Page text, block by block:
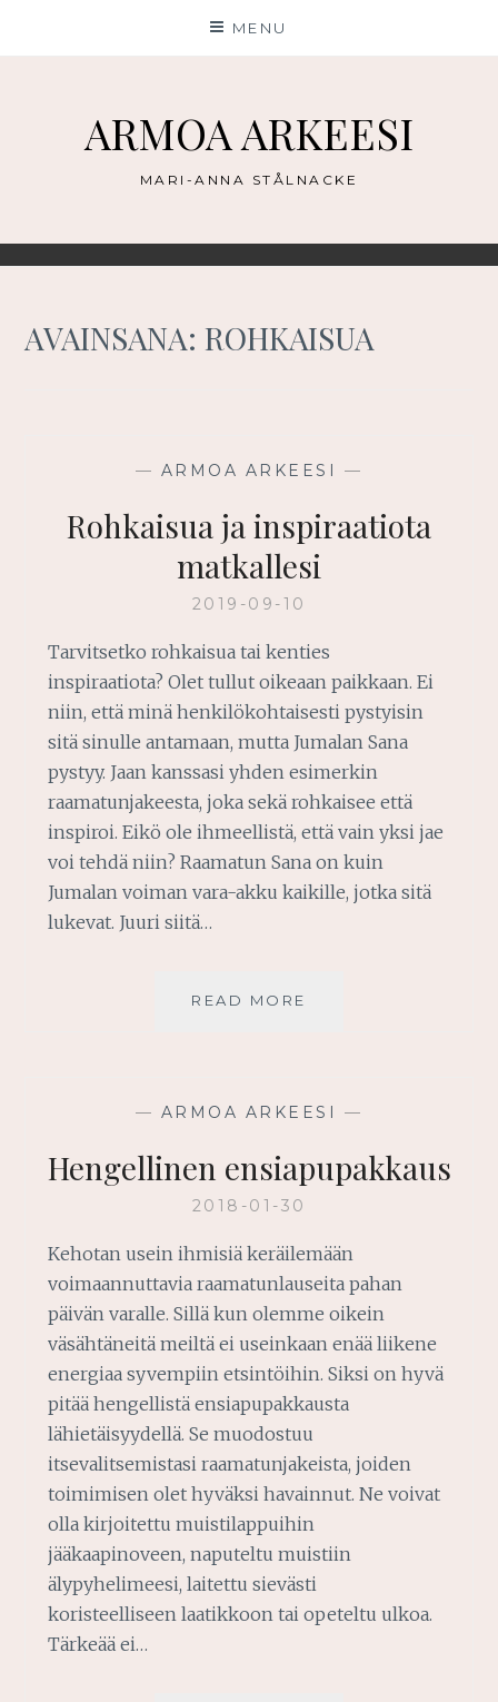
MENU
ARMOA ARKEESI
MARI-ANNA STÅLNACKE
AVAINSANA:ROHKAISUA
— ARMOA ARKEESI —
Rohkaisua ja inspiraatiota
matkallesi
2019-09-10
Tarvitsetko rohkaisua tai kenties
inspiraatiota? Olet tullut oikeaan paikkaan. Ei
niin, että minä henkilökohtaisesti pystyisin
sitä sinulle antamaan, mutta Jumalan Sana
pystyy. Jaan kanssasi yhden esimerkin
raamatunjakeesta, joka sekä rohkaisee että
inspiroi. Eikö ole ihmeellistä, että vain yksi jae
voi tehdä niin? Raamatun Sana on kuin
Jumalan voiman vara-akku kaikille, jotka sitä
lukevat. Juuri siitä…
READ MORE
— ARMOA ARKEESI —
Hengellinen ensiapupakkaus
2018-01-30
Kehotan usein ihmisiä keräilemään
voimaannuttavia raamatunlauseita pahan
päivän varalle. Sillä kun olemme oikein
väsähtäneitä meiltä ei useinkaan enää liikene
energiaa syvempiin etsintöihin. Siksi on hyvä
pitää hengellistä ensiapupakkausta
lähietäisyydellä. Se muodostuu
itsevalitsemistasi raamatunjakeista, joiden
toimimisen olet hyväksi havainnut. Ne voivat
olla kirjoitettu muistilappuihin
jääkaapinoveen, naputeltu muistiin
älypyhelimeesi, laitettu sievästi
koristeelliseen laatikkoon tai opeteltu ulkoa.
Tärkeää ei…